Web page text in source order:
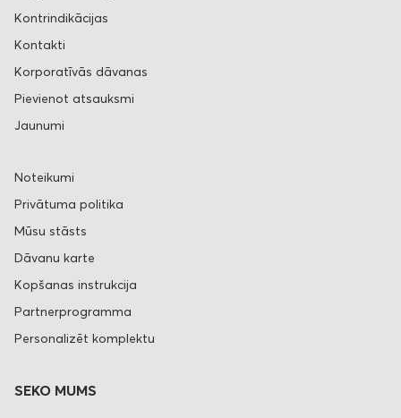
Kontrindikācijas
Kontakti
Korporatīvās dāvanas
Pievienot atsauksmi
Jaunumi
Noteikumi
Privātuma politika
Mūsu stāsts
Dāvanu karte
Kopšanas instrukcija
Partnerprogramma
Personalizēt komplektu
SEKO MUMS